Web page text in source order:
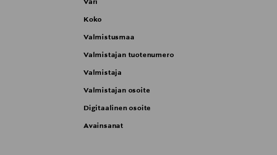
Väri
Koko
Valmistusmaa
Valmistajan tuotenumero
Valmistaja
Valmistajan osoite
Digitaalinen osoite
Avainsanat